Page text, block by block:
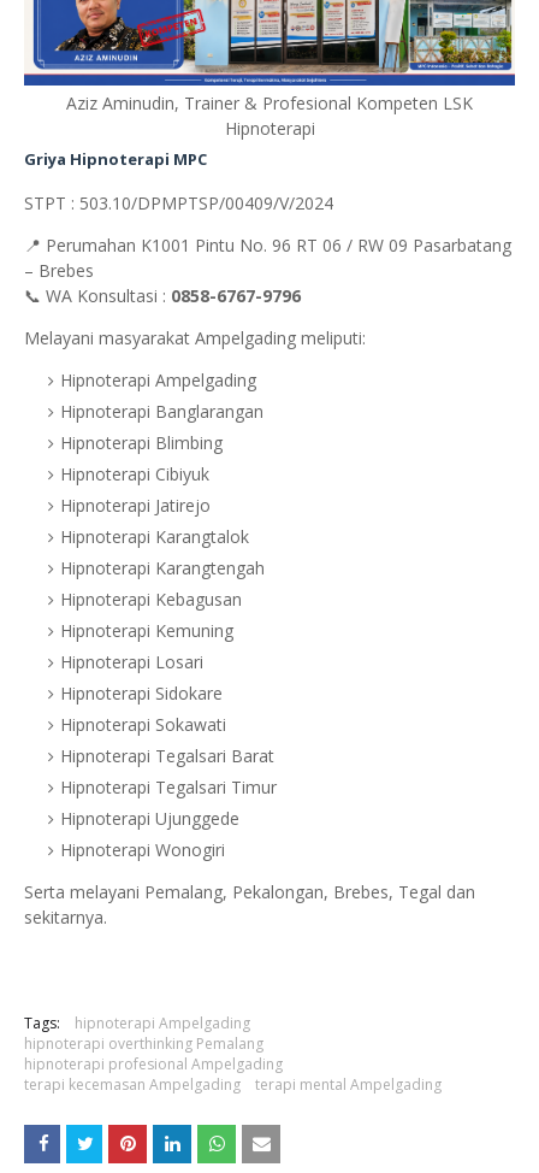
Aziz Aminudin, Trainer & Profesional Kompeten LSK
Hipnoterapi
Griya Hipnoterapi MPC
STPT : 503.10/DPMPTSP/00409/V/2024
📍 Perumahan K1001 Pintu No. 96 RT 06 / RW 09 Pasarbatang
– Brebes
📞 WA Konsultasi : 0858-6767-9796
Melayani masyarakat Ampelgading meliputi:
Hipnoterapi Ampelgading
Hipnoterapi Banglarangan
Hipnoterapi Blimbing
Hipnoterapi Cibiyuk
Hipnoterapi Jatirejo
Hipnoterapi Karangtalok
Hipnoterapi Karangtengah
Hipnoterapi Kebagusan
Hipnoterapi Kemuning
Hipnoterapi Losari
Hipnoterapi Sidokare
Hipnoterapi Sokawati
Hipnoterapi Tegalsari Barat
Hipnoterapi Tegalsari Timur
Hipnoterapi Ujunggede
Hipnoterapi Wonogiri
Serta melayani Pemalang, Pekalongan, Brebes, Tegal dan
sekitarnya.
Tags:
hipnoterapi Ampelgading
hipnoterapi overthinking Pemalang
hipnoterapi profesional Ampelgading
terapi kecemasan Ampelgading
terapi mental Ampelgading